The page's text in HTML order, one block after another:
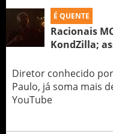
É QUENTE
Racionais
KondZilla;
Diretor conhecido
Paulo, já soma mais
YouTube